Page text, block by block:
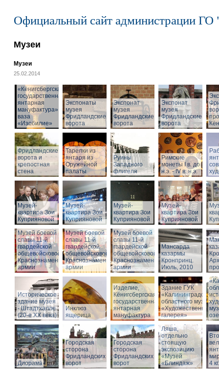
Официальный сайт администрации ГО
Музеи
Музеи
25.02.2014
«Кёнигсбергская
государственная
янтарная
мануфактура» -
ваза
«Изобилие»
Экспонаты
музея
Фридландские
ворота
Экспонат
музея
Фридландские
ворота
Экспонат
музея
Фридландские
ворота
Фридландские
ворота и
крепостная
стена
Тарелки из
янтаря из
Оружейной
палаты
Руины
Западного
флигеля
Римские
монеты I в. до
н.э. - IV в. н.э.
Музей-
квартира Зои
Куприяновой
Музей-
квартира Зои
Куприяновой
Музей-
квартира Зои
Куприяновой
Музей-
квартира Зои
Куприяновой
Музей боевой
славы 11-й
гвардейской
общевойсковой
Краснознаменной
армии
Музей боевой
славы 11-й
гвардейской
общевойсковой
Краснознаменной
армии
Музей боевой
славы 11-й
гвардейской
общевойсковой
Краснознаменной
армии
Мансарда
казармы
Кронпринц.
Июль, 2010
Историческое
здание музея
- Штадтхалле
(20-е XX века)
Инклюз
ящерица
Изделие,
Кёнигсбергская
государственная
янтарная
мануфактура
Здание ГУК
«Калининградского
областного музея
«Художественная
галерея»
Диорама
Городская
сторона
Фридландских
ворот
Городская
сторона
Фридландских
ворот
Вход в бункер
Ляша,
отдельно
стоящую
экспозицию
«Музей
«Блиндаж»
4